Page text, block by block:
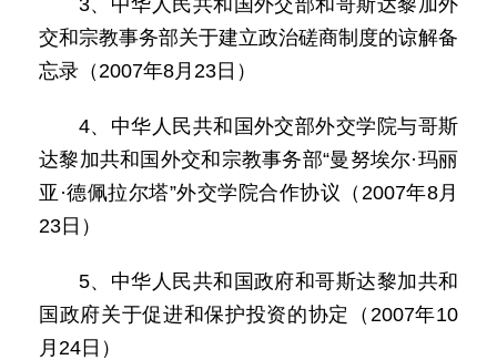
3、中华人民共和国外交部和哥斯达黎加外
交和宗教事务部关于建立政治磋商制度的谅解备
忘录（2007年8月23日）
4、中华人民共和国外交部外交学院与哥斯
达黎加共和国外交和宗教事务部“曼努埃尔·玛丽
亚·德佩拉尔塔”外交学院合作协议（2007年8月
23日）
5、中华人民共和国政府和哥斯达黎加共和
国政府关于促进和保护投资的协定（2007年10
月24日）